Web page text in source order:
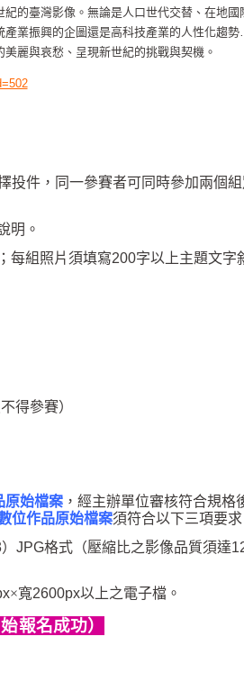
的臺灣影像。無論是人口世代交替、在地國
業振興的企圖還是高科技產業的人性化趨
麗與哀愁、呈現新世紀的挑戰與契機。
投件，同一參賽者可同時參加兩個組
明。
每組照片須填寫200字以上主題文字
得參賽）
原始檔案，經主辦單位審核符合規格
位作品原始檔案須符合以下三項要求
） JPG格式（壓縮比之影像品質須達
×寬2600px以上之電子檔。
報名成功）